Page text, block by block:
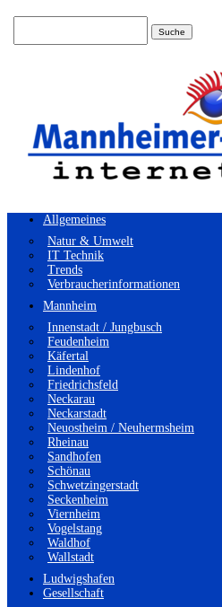
Allgemeines
Natur & Umwelt
IT Technik
Trends
Verbraucherinformationen
Mannheim
Innenstadt / Jungbusch
Feudenheim
Käfertal
Lindenhof
Friedrichsfeld
Neckarau
Neckarstadt
Neuostheim / Neuhermsheim
Rheinau
Sandhofen
Schönau
Schwetzingerstadt
Seckenheim
Viernheim
Vogelstang
Waldhof
Wallstadt
Ludwigshafen
Gesellschaft